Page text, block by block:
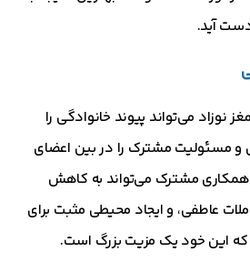
آید.
نوزاد می‌تواند پیوند خانوادگی را
مسئولیت مشترک را در بین اعضای
همکاری مشترک می‌تواند به کاهش
عاطفی، و ایجاد محیطی مثبت برای
که این خود یک مزیت بزرگ است.